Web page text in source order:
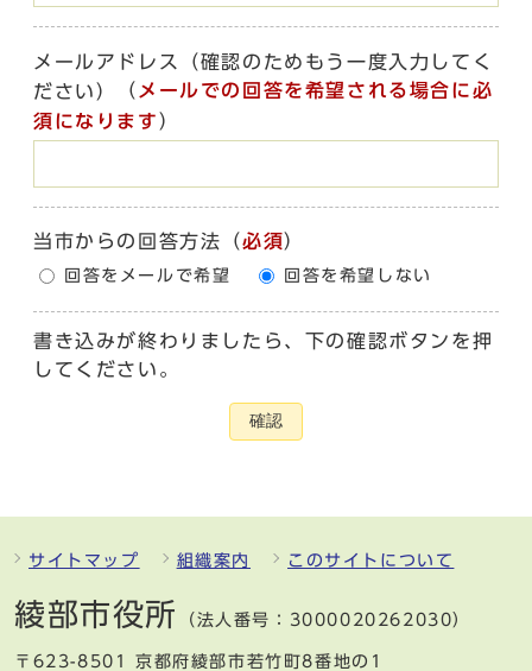
メールアドレス（確認のためもう一度入力してく
ださい）
（ メールでの回答を希望される場合に必
須になります ）
当市からの回答方法 （必須）
回答をメールで希望 回答を希望しない
書き込みが終わりましたら、下の確認ボタンを押
してください。
確認
サイトマップ 組織案内 このサイトについて
綾部市役所 （法人番号：3000020262030）
〒623-8501 京都府綾部市若竹町8番地の1